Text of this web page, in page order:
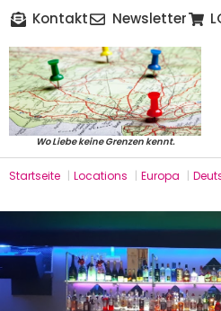
Kontakt Newsletter
Wo Liebe keine Grenzen kennt.
Startseite | Locations | Europa |